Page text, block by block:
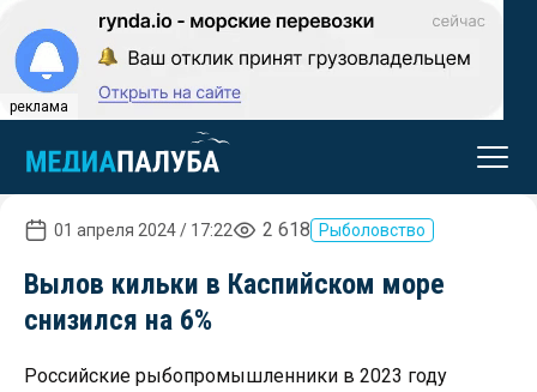
реклама
01 апреля 2024 / 17:22 2 618 Рыболовство
Вылов кильки в Каспийском море
снизился на 6%
Российские рыбопромышленники в 2023 году